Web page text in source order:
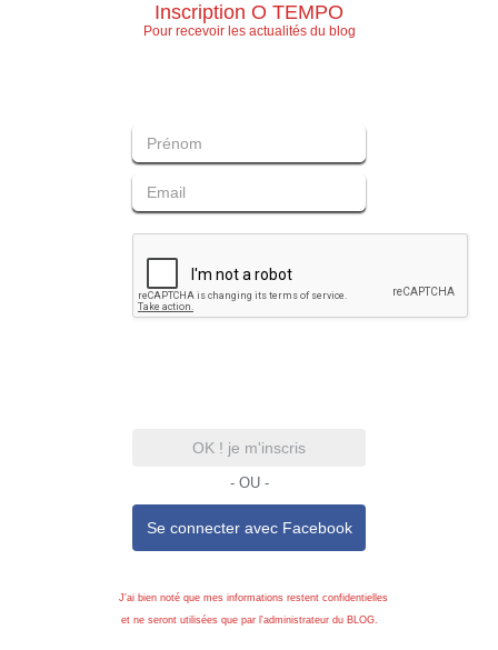
Inscription O TEMPO
Pour recevoir les actualités du blog
OK ! je m'inscris
- OU -
Se connecter avec Facebook
J'ai bien noté que mes informations restent confidentielles
et ne seront utilisées que par l'administrateur du BLOG.